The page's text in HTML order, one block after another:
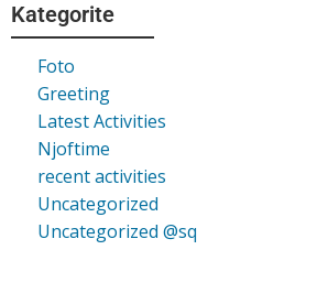
Kategorite
Foto
Greeting
Latest Activities
Njoftime
recent activities
Uncategorized
Uncategorized @sq